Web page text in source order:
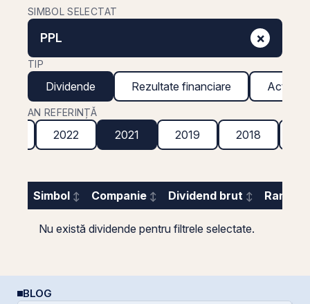
SIMBOL SELECTAT
PPL ×
TIP
Dividende Rezultate financiare Acțiuni
AN REFERINȚĂ
2022 2021 2019 2018
Simbol Companie Dividend brut
Nu există dividende pentru filtrele selectate.
BLOG